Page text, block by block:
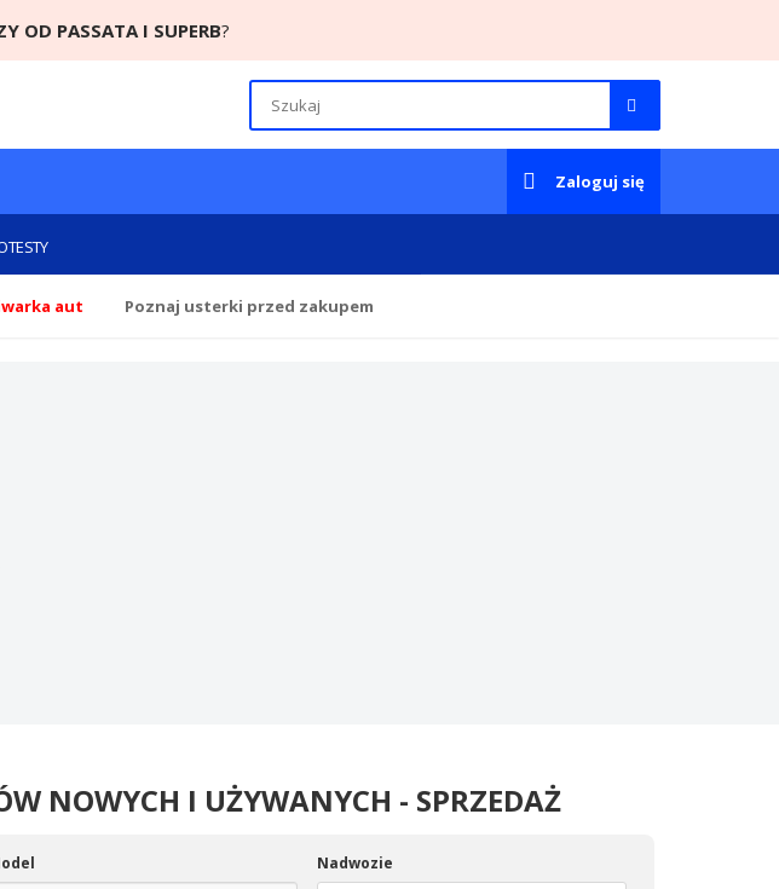
OD PASSATA I SUPERB?
Zaloguj się
aut Poznaj usterki przed zakupem
NOWYCH I UŻYWANYCH - SPRZEDAŻ
Nadwozie